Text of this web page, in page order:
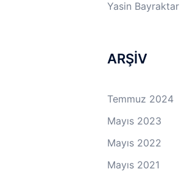
Yasin Bayraktar
ARŞİV
Temmuz 2024
Mayıs 2023
Mayıs 2022
Mayıs 2021